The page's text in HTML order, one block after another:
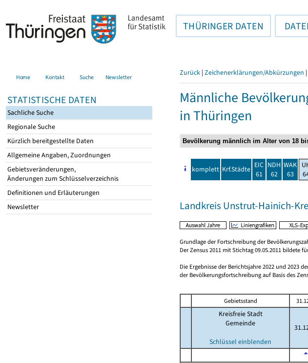
THÜRINGER DATEN
Home Kontakt Suche Newsletter
STATISTISCHE DATEN
Sachliche Suche
Regionale Suche
Kürzlich bereitgestellte Daten
Allgemeine Angaben, Zuordnungen
Gebietsveränderungen,
Änderungen zum Schlüsselverzeichnis
Definitionen und Erläuterungen
Newsletter
Zurück | Zeichenerklärungen/Abkürzungen |
Männliche
in Thüringen
komplett Krf.Städte EIC
61
NDH
62
WAK
63
Landkreis Unstrut-Hainich-
Grundlage der Fortschreibung der
Der Zensus 2011 mit Stichtag 09.05.2011 bildete
Die Ergebnisse der Berichtsjahre 2022 und 2023
der Bevölkerungsfortschreibung auf Basis des
Gebietsstand
Kreisfreie Stadt
Gemeinde
Schlüssel einblenden